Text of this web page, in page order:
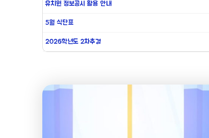
유치원 정보공시 활용 안내
5월 식단표
2026학년도 2차추경